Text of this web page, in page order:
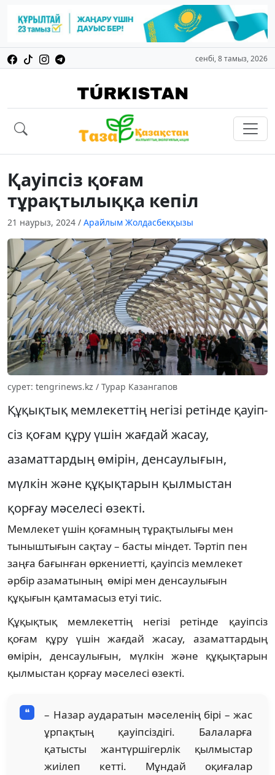
сенбі, 8 тамыз, 2026
Қауіпсіз қоғам
тұрақтылыққа кепіл
21 наурыз, 2024 / Арайлым Жолдасбекқызы
сурет: tengrinews.kz / Турар Казангапов
Құқықтық мемлекеттің негізі ретінде қауіп­
сіз қоғам құру үшін жағдай жасау,
азаматтар­дың өмірін, денсаулығын,
мүлкін және құқық­та­рын қыл­мыстан
қорғау мәселесі өзекті.
Мемлекет үшін қоғамның тұрақтылығы мен
тыныштығын сақтау – басты міндет. Тәртіп пен
заңға бағынған өркениетті, қауіпсіз мемлекет
әрбір азаматының өмірі мен денсаулығын
құқығын қамтамасыз етуі тиіс.
Құқықтық мемлекеттің негізі ретінде қауіп­сіз
қоғам құру үшін жағдай жасау, азаматтар­дың
өмірін, денсаулығын, мүлкін және құқық­та­рын
қыл­мыстан қорғау мәселесі өзекті.
– Назар аударатын мәселенің бірі – жас
ұрпақтың қауіпсіздігі. Балаларға
қатысты жантүршігерлік қыл­мыс­тар
жиілеп кетті. Мұндай оқиғалар